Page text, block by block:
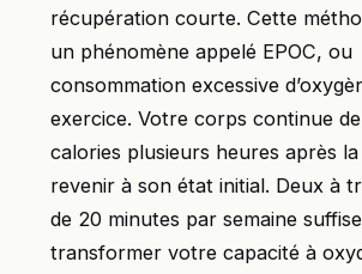
récupération courte. Cette
un phénomène appelé EPOC, ou
consommation excessive
exercice. Votre corps continue
calories plusieurs heures après
revenir à son état initial. Deux à
de 20 minutes par semaine
transformer votre capacité à